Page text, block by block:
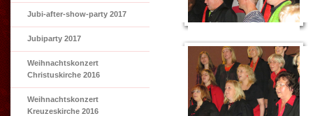
Jubi-after-show-party 2017
Jubiparty 2017
Weihnachtskonzert
Christuskirche 2016
Weihnachtskonzert
Kreuzeskirche 2016